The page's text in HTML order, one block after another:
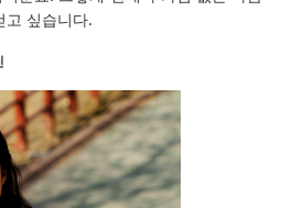
고 싶습니다.